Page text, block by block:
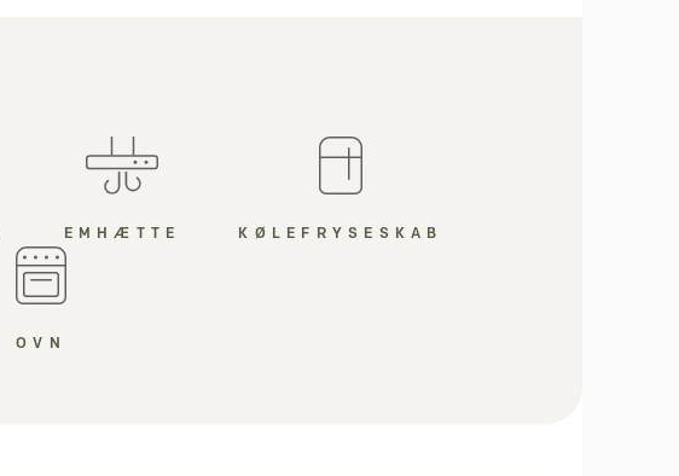
EMHÆTTE KØLEFRYSESKAB
OVN